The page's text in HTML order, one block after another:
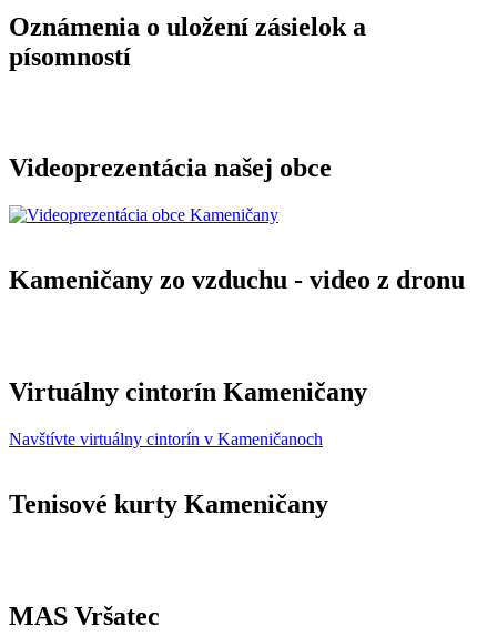
Oznámenia o uložení zásielok a
písomností
Videoprezentácia našej obce
Kameničany zo vzduchu - video z dronu
Virtuálny cintorín Kameničany
Navštívte virtuálny cintorín v Kameničanoch
Tenisové kurty Kameničany
MAS Vršatec